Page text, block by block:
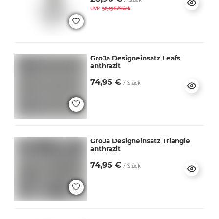
UVP 32,95 €/Stück
GroJa Designeinsatz Leafs
anthrazit
74,95 € / Stück
GroJa Designeinsatz Triangle
anthrazit
74,95 € / Stück